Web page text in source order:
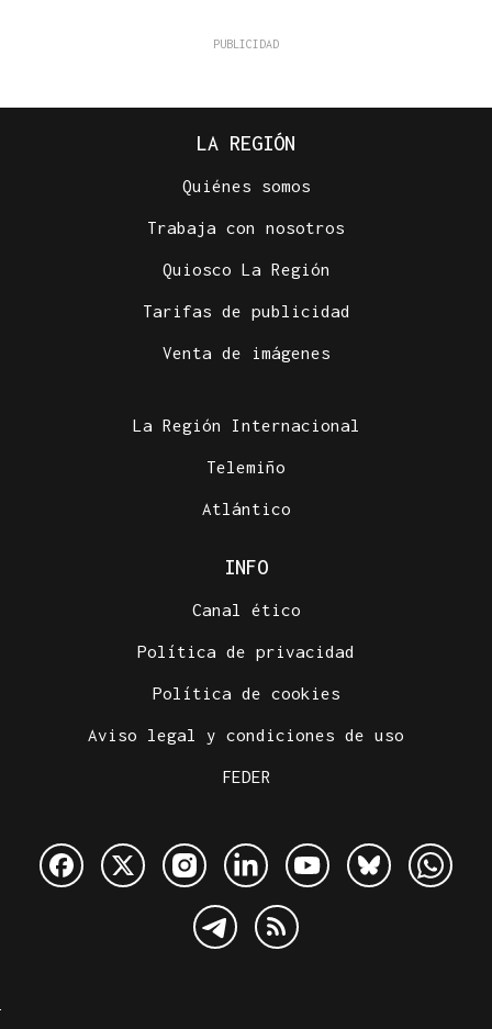
LA REGIÓN
Quiénes somos
Trabaja con nosotros
Quiosco La Región
Tarifas de publicidad
Venta de imágenes
La Región Internacional
Telemiño
Atlántico
INFO
Canal ético
Política de privacidad
Política de cookies
Aviso legal y condiciones de uso
FEDER